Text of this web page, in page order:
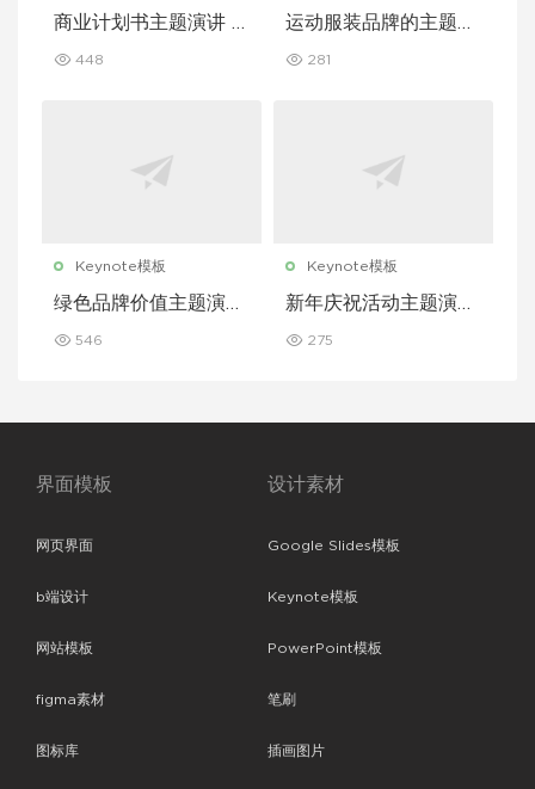
商业计划书主题演讲 K
448
运动服装品牌的主题演
281
Keynote模板
绿色品牌价值主题演讲
546
Keynote模板
新年庆祝活动主题演讲
275
界面模板
网页界面
b端设计
网站模板
figma素材
图标库
设计素材
Google Slides模板
Keynote模板
PowerPoint模板
笔刷
插画图片